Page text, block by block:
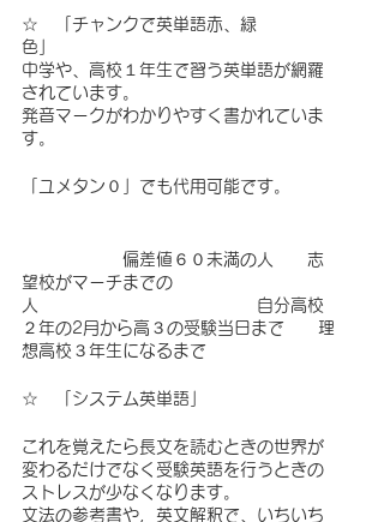
☆　「チャンクで英単語赤、緑
色」
中学や、高校１年生で習う英単語が網羅
されています。
発音マークがわかりやすく書かれていま
す。
「ユメタン０」でも代用可能です。
偏差値６０未満の人　　志
望校がマーチまでの
人　　　　　　　　　　　　　自分高校
２年の2月から高３の受験当日まで　　理
想高校３年生になるまで
☆　「システム英単語」
これを覚えたら長文を読むときの世界が
変わるだけでなく受験英語を行うときの
ストレスが少なくなります。
文法の参考書や，英文解釈で、いちいち